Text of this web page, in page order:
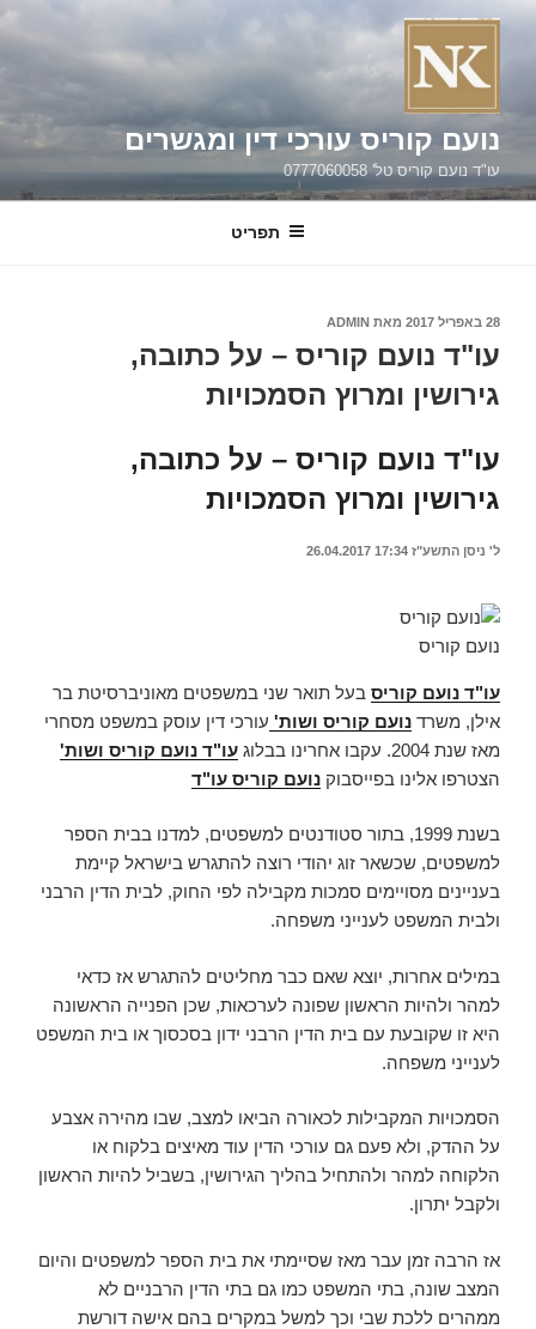
דילוג
נועם קוריס עורכי דין ומגשרים
עו"ד נועם קוריס טל' 0777060058
תפריט
פורסם
28 באפריל 2017 מאת ADMIN
עו"ד נועם קוריס – על כתובה,
גירושין ומרוץ הסמכויות
עו"ד נועם קוריס – על כתובה,
גירושין ומרוץ הסמכויות
ל' ניסן התשע"ז 17:34
26.04.2017
נועם קוריס
עו"ד נועם קוריס בעל תואר שני במשפטים מאוניברסיטת בר
אילן, משרד נועם קוריס ושות' עורכי דין עוסק במשפט מסחרי
מאז שנת 2004. עקבו אחרינו בבלוג
עו"ד נועם קוריס ושות'
הצטרפו אלינו בפייסבוק נועם קוריס עו"ד
בשנת 1999, בתור סטודנטים למשפטים, למדנו בבית הספר
למשפטים, שכשאר זוג יהודי רוצה להתגרש בישראל קיימת
בעניינים מסויימים סמכות מקבילה לפי החוק, לבית הדין הרבני
ולבית המשפט לענייני משפחה.
במילים אחרות, יוצא שאם כבר מחליטים להתגרש אז כדאי
למהר ולהיות הראשון שפונה לערכאות, שכן הפנייה הראשונה
היא זו שקובעת עם בית הדין הרבני ידון בסכסוך או בית המשפט
לענייני משפחה.
הסמכויות המקבילות לכאורה הביאו למצב, שבו מהירה אצבע
על ההדק, ולא פעם גם עורכי הדין עוד מאיצים בלקוח או
הלקוחה למהר ולהתחיל בהליך הגירושין, בשביל להיות הראשון
ולקבל יתרון.
אז הרבה זמן עבר מאז שסיימתי את בית הספר למשפטים והיום
המצב שונה, בתי המשפט כמו גם בתי הדין הרבניים לא
ממהרים ללכת שבי וכך למשל במקרים בהם אישה דורשת